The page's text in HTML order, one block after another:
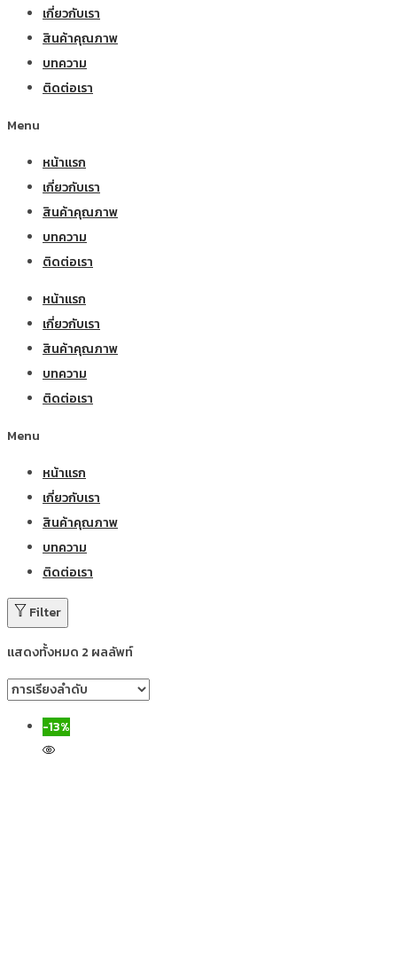
เกี่ยวกับเรา
สินค้าคุณภาพ
บทความ
ติดต่อเรา
Menu
หน้าแรก
เกี่ยวกับเรา
สินค้าคุณภาพ
บทความ
ติดต่อเรา
หน้าแรก
เกี่ยวกับเรา
สินค้าคุณภาพ
บทความ
ติดต่อเรา
Menu
หน้าแรก
เกี่ยวกับเรา
สินค้าคุณภาพ
บทความ
ติดต่อเรา
Filter
แสดงทั้งหมด 2 ผลลัพท์
-13%